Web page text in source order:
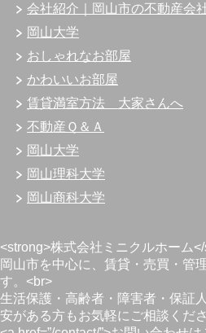
会社紹介｜岡山市の不動産会
岡山大学
おしゃれなお部屋
かわいいお部屋
賃貸満室方法 大家さんへ
不動産Ｑ＆Ａ
岡山大学
岡山理科大学
岡山商科大学
<strong>株式会社ミニクルホーム
岡山市を中心に、賃貸・売買・管
す。<br>
生活保護・高齢者・障害者・保証
安がある方もお気軽にご相談くだ